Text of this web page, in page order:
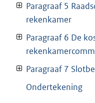
Paragraaf 5
rekenkamer
Paragraaf 6 De
Paragraaf 7
Ondertekening